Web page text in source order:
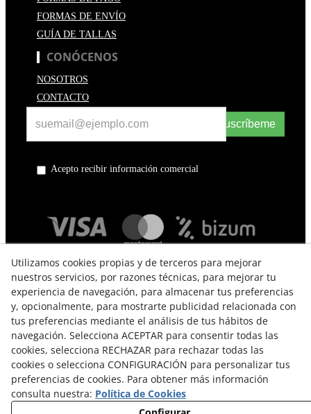
FORMAS DE ENVÍO
GUÍA DE TALLAS
CONÓCENOS
NOSOTROS
CONTACTO
Suscríbeme
Acepto recibir información comercial
TÉRMINOS Y CONDICIONES DE USO
POLÍTICA DE PRIVACIDAD
POLÍTICA DE COOKIES
Utilizamos cookies propias y de terceros para mejorar
nuestros servicios, por razones técnicas, para mejorar tu
experiencia de navegación, para almacenar tus preferencias
y, opcionalmente, para mostrarte publicidad relacionada con
tus preferencias mediante el análisis de tus hábitos de
navegación. Selecciona ACEPTAR para consentir todas las
cookies, selecciona RECHAZAR para rechazar todas las
cookies o selecciona CONFIGURACIÓN para personalizar tus
preferencias de cookies. Para obtener más información
consulta nuestra: Política de Cookies